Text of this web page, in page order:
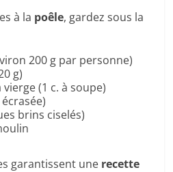
à la poêle, gardez sous la
200 g par personne)
g)
(1 c. à soupe)
brins ciselés)
garantissent une recette